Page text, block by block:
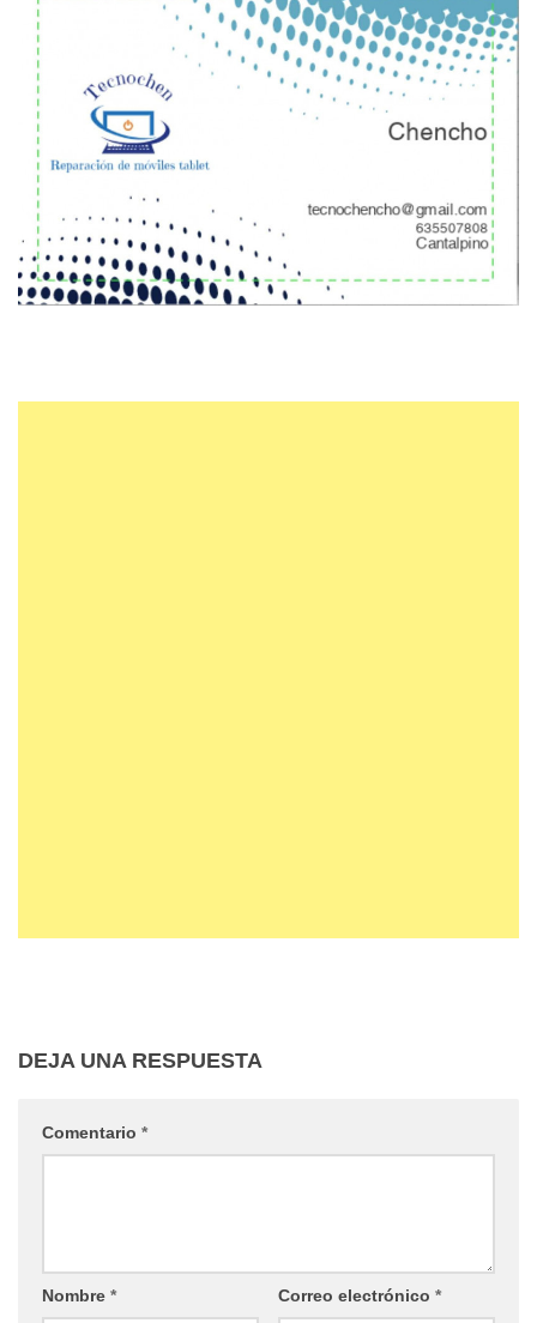
DEJA UNA RESPUESTA
Comentario *
Nombre * Correo electrónico *